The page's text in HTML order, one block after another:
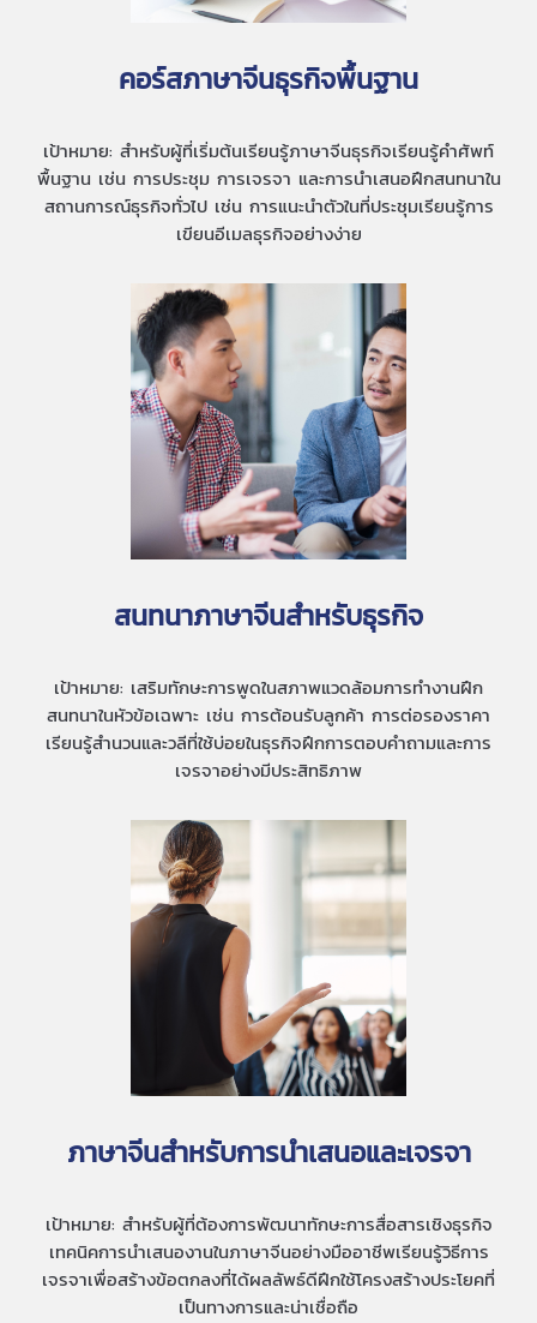
คอร์สภาษาจีนธุรกิจพื้นฐาน
เป้าหมาย: สำหรับผู้ที่เริ่มต้นเรียนรู้ภาษาจีนธุรกิจเรียนรู้คำศัพท์
พื้นฐาน เช่น การประชุม การเจรจา และการนำเสนอฝึกสนทนาใน
สถานการณ์ธุรกิจทั่วไป เช่น การแนะนำตัวในที่ประชุมเรียนรู้การ
เขียนอีเมลธุรกิจอย่างง่าย
สนทนาภาษาจีนสำหรับธุรกิจ
เป้าหมาย: เสริมทักษะการพูดในสภาพแวดล้อมการทำงานฝึก
สนทนาในหัวข้อเฉพาะ เช่น การต้อนรับลูกค้า การต่อรองราคา
เรียนรู้สำนวนและวลีที่ใช้บ่อยในธุรกิจฝึกการตอบคำถามและการ
เจรจาอย่างมีประสิทธิภาพ
ภาษาจีนสำหรับการนำเสนอและเจรจา
เป้าหมาย: สำหรับผู้ที่ต้องการพัฒนาทักษะการสื่อสารเชิงธุรกิจ
เทคนิคการนำเสนองานในภาษาจีนอย่างมืออาชีพเรียนรู้วิธีการ
เจรจาเพื่อสร้างข้อตกลงที่ได้ผลลัพธ์ดีฝึกใช้โครงสร้างประโยคที่
เป็นทางการและน่าเชื่อถือ